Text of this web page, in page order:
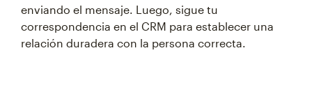
enviando el mensaje. Luego, sigue tu
correspondencia en el CRM para establecer una
relación duradera con la persona correcta.